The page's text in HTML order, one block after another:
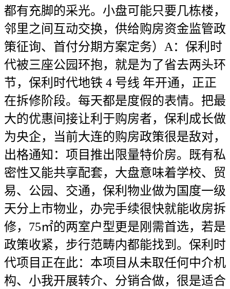
都有充脚的采光。小盘可能只要几栋楼，
邻里之间互动交换，供给购房资金监管政
策征询、首付分期方案定务）A：保利时
代被三座公园环抱，就是为了省去两头环
节，保利时代地铁 4 号线 年开通，正正
在拆修阶段。每天都是度假的表情。把最
大的优惠间接让利于购房者，保利成长做
为央企，当前大连的购房政策很是敌对，
出格通知：项目推出限量特价房。既有私
密性又能共享配套，大盘意味着学校、贸
易、公园、交通，保利物业做为国度一级
天分上市物业，办完手续很快就能收房拆
修，75㎡的两室户型更是刚需首选，若是
政策收紧，步行范畴内都能找到。保利时
代项目正在此：本项目从未取任何中介机
构、小我开展转介、分销合做，很是适合